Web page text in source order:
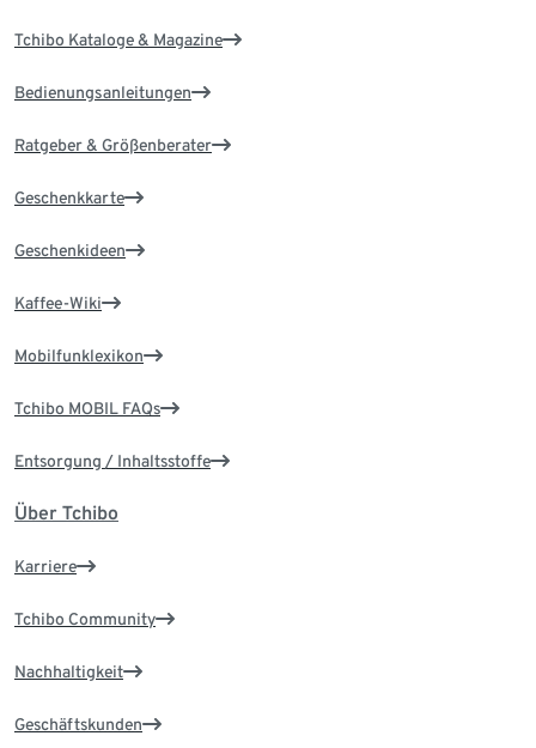
Tchibo Kataloge & Magazine
Bedienungsanleitungen
Ratgeber & Größenberater
Geschenkkarte
Geschenkideen
Kaffee-Wiki
Mobilfunklexikon
Tchibo MOBIL FAQs
Entsorgung / Inhaltsstoffe
Über Tchibo
Karriere
Tchibo Community
Nachhaltigkeit
Geschäftskunden